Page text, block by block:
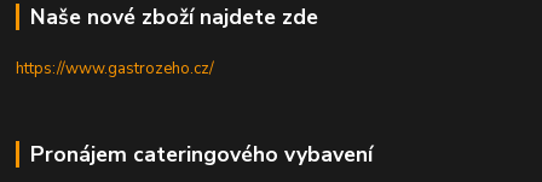
Naše nové zboží najdete zde
https://www.gastrozeho.cz/
Pronájem cateringového vybavení